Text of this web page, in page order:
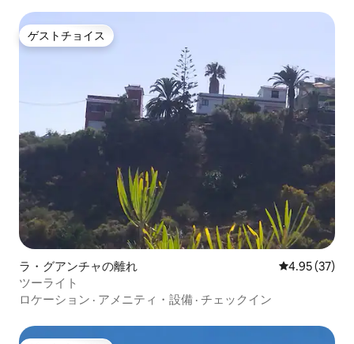
ゲストチョイス
ゲストチョイス
ラ・グアンチャの離れ レビュー37
4.95 (37)
ツーライト
ロケーション · アメニティ・設備 · チェックイン